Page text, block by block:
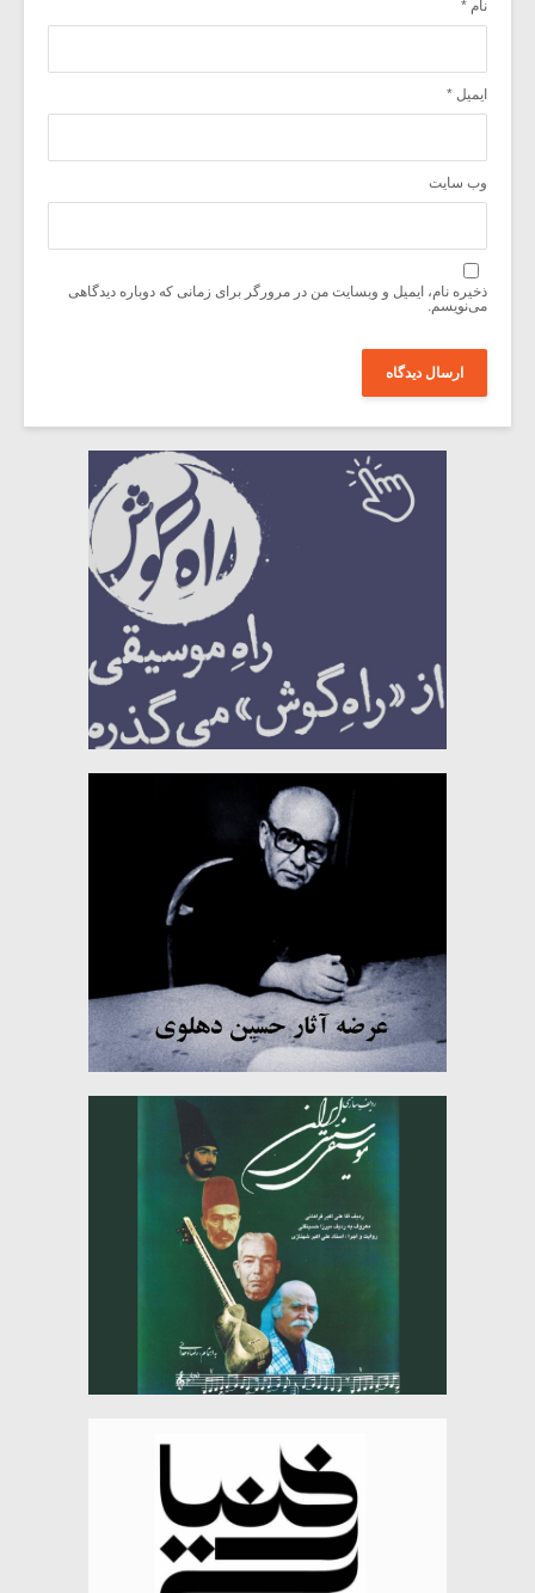
نام *
ایمیل *
وب‌ سایت
ذخیره نام، ایمیل و وبسایت من در مرورگر برای زمانی که دوباره دیدگاهی
می‌نویسم.